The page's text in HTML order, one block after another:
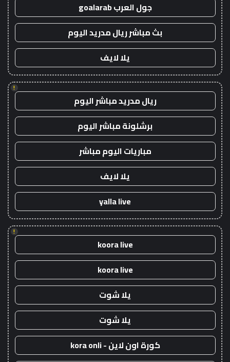
جول العرب goalarab
بث مباشر ريال مدريد اليوم
يلا لايف
!
ريال مدريد مباشر اليوم
برشلونة مباشر اليوم
مباريات اليوم مباشر
يلا لايف
yalla live
!
koora live
koora live
يلا شوت
يلا شوت
كورة اون لاين - kora onli